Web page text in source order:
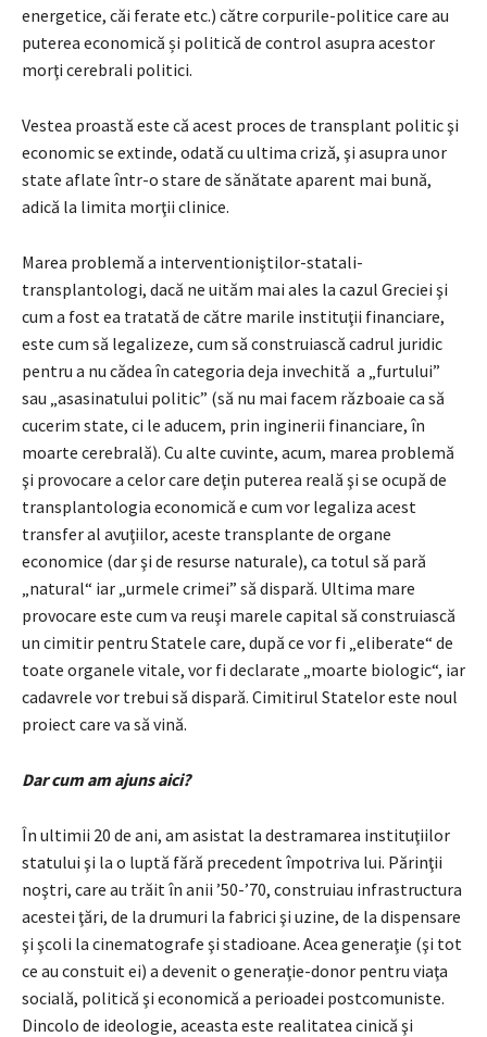
energetice, căi ferate etc.) către corpurile-politice care au
puterea economică și politică de control asupra acestor
morţi cerebrali politici.
Vestea proastă este că acest proces de transplant politic şi
economic se extinde, odată cu ultima criză, şi asupra unor
state aflate într-o stare de sănătate aparent mai bună,
adică la limita morţii clinice.
Marea problemă a interventioniştilor-statali-
transplantologi, dacă ne uităm mai ales la cazul Greciei şi
cum a fost ea tratată de către marile instituţii financiare,
este cum să legalizeze, cum să construiască cadrul juridic
pentru a nu cădea în categoria deja invechită a „furtului”
sau „asasinatului politic” (să nu mai facem războaie ca să
cucerim state, ci le aducem, prin inginerii financiare, în
moarte cerebrală). Cu alte cuvinte, acum, marea problemă
şi provocare a celor care deţin puterea reală şi se ocupă de
transplantologia economică e cum vor legaliza acest
transfer al avuţiilor, aceste transplante de organe
economice (dar şi de resurse naturale), ca totul să pară
„natural“ iar „urmele crimei” să dispară. Ultima mare
provocare este cum va reuşi marele capital să construiască
un cimitir pentru Statele care, după ce vor fi „eliberate“ de
toate organele vitale, vor fi declarate „moarte biologic“, iar
cadavrele vor trebui să dispară. Cimitirul Statelor este noul
proiect care va să vină.
Dar cum am ajuns aici?
În ultimii 20 de ani, am asistat la destramarea instituţiilor
statului şi la o luptă fără precedent împotriva lui. Părinţii
noştri, care au trăit în anii ’50-’70, construiau infrastructura
acestei ţări, de la drumuri la fabrici şi uzine, de la dispensare
şi şcoli la cinematografe şi stadioane. Acea generaţie (şi tot
ce au constuit ei) a devenit o generaţie-donor pentru viaţa
socială, politică şi economică a perioadei postcomuniste.
Dincolo de ideologie, aceasta este realitatea cinică şi